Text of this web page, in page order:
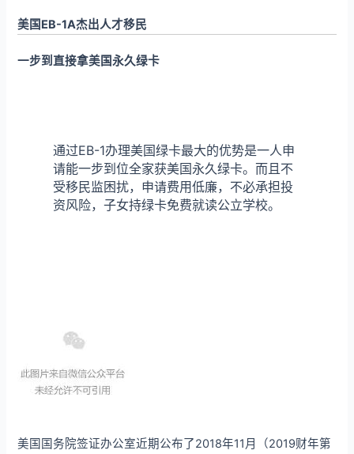
美国EB-1A杰出人才移民
一步到直接拿美国永久绿卡
通过EB-1办理美国绿卡最大的优势是一人申
请能一步到位全家获美国永久绿卡。而且不
受移民监困扰，申请费用低廉，不必承担投
资风险，子女持绿卡免费就读公立学校。
美国国务院签证办公室近期公布了2018年11月（2019财年第